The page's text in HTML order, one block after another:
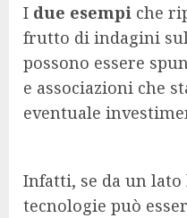
I due esempi che
frutto di indagini
possono essere
e associazioni che
eventuale
Infatti, se da un lato
tecnologie può